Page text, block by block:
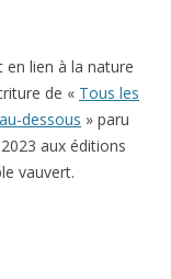
en lien à la nature
de « Tous les
dessous » paru
aux éditions
vauvert.